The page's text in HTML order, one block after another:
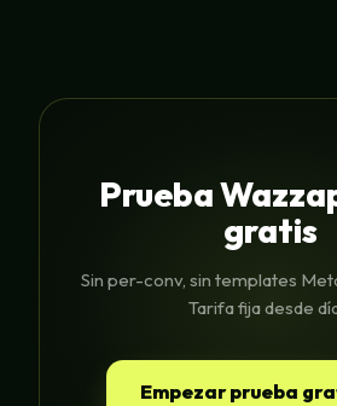
Prueba
gratis
Sin per-conv, sin templates
Tarifa fija desde
Empezar prueba